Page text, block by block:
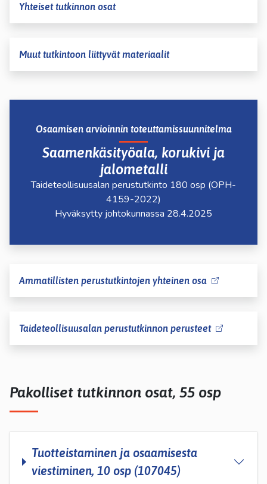
Yhteiset tutkinnon osat
Muut tutkintoon liittyvät materiaalit
Osaamisen arvioinnin toteuttamissuunnitelma
Saamenkäsityöala, korukivi ja
jalometalli
Taideteollisuusalan perustutkinto 180 osp (OPH-
4159-2022)
Hyväksytty johtokunnassa 28.4.2025
Ammatillisten perustutkintojen yhteinen osa
Taideteollisuusalan perustutkinnon perusteet
Pakolliset tutkinnon osat, 55 osp
Tuotteistaminen ja osaamisesta
viestiminen, 10 osp (107045)